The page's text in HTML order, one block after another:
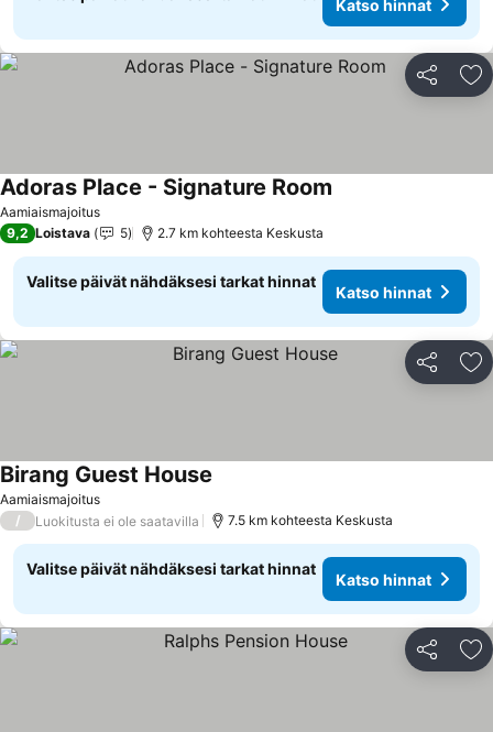
Katso hinnat
Jaa
Aamiaismajoitus
Adoras Place - Signature Room
9,2 Loistava 5 2.7 km kohteesta Keskusta
Valitse päivät nähdäksesi tarkat hinnat
Katso hinnat
Jaa
Aamiaismajoitus
Birang Guest House
/ Luokitusta ei ole saatavilla 7.5 km kohteesta Keskusta
Valitse päivät nähdäksesi tarkat hinnat
Katso hinnat
Jaa